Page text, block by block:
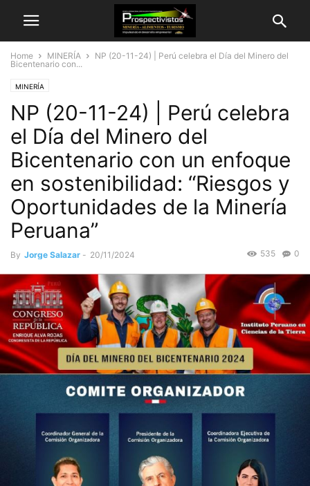
Home MINERÍA
NP (20-11-24) | Perú celebra el Día del Minero del
Bicentenario con...
MINERÍA
NP (20-11-24) | Perú celebra
el Día del Minero del
Bicentenario con un enfoque
en sostenibilidad: “Riesgos y
Oportunidades de la Minería
Peruana”
By Jorge Salazar - 20/11/2024 0
535